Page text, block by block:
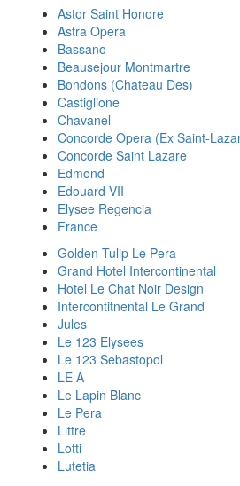
Astor Saint Honore
Astra Opera
Bassano
Beausejour Montmartre
Bondons (Chateau Des)
Castiglione
Chavanel
Concorde Opera (Ex Saint-
Concorde Saint Lazare
Edmond
Edouard VII
Elysee Regencia
France
Golden Tulip Le Pera
Grand Hotel Intercontinental
Hotel Le Chat Noir Design
Intercontitnental Le Grand
Jules
Le 123 Elysees
Le 123 Sebastopol
LE A
Le Lapin Blanc
Le Pera
Littre
Lotti
Lutetia